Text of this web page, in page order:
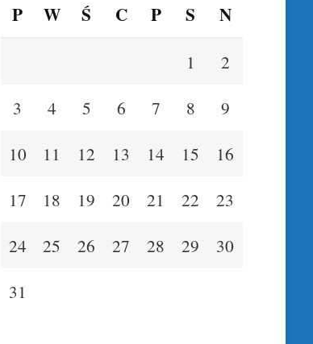
P W Ś C P S N
1
2
3
4 5 6 7 8
9
10
11 12 13 14 15
16
17
18 19 20 21 22
23
24
25 26 27 28 29
30
31